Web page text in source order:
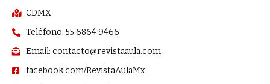
CDMX
Teléfono: 55 6864 9466
Email: contacto@revistaaula.com
facebook.com/RevistaAulaMx